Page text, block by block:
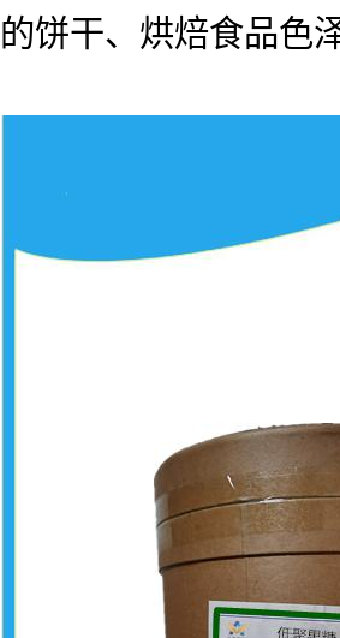
的饼干、烘焙食品色